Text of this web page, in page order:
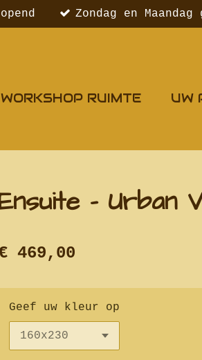
Zondag en
WORKSHOP RUIMTE
UW
- Urban
469,00
Geef uw kleur op